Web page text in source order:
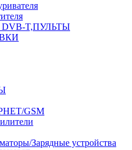
DVB-T,ПУЛЬТЫ
GSM
Зарядные устройства